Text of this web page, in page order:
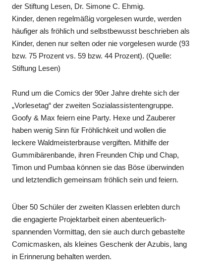
der Stiftung Lesen, Dr. Simone C. Ehmig.
Kinder, denen regelmäßig vorgelesen wurde, werden
häufiger als fröhlich und selbstbewusst beschrieben als
Kinder, denen nur selten oder nie vorgelesen wurde (93
bzw. 75 Prozent vs. 59 bzw. 44 Prozent). (Quelle:
Stiftung Lesen)
Rund um die Comics der 90er Jahre drehte sich der
„Vorlesetag“ der zweiten Sozialassistentengruppe.
Goofy & Max feiern eine Party. Hexe und Zauberer
haben wenig Sinn für Fröhlichkeit und wollen die
leckere Waldmeisterbrause vergiften. Mithilfe der
Gummibärenbande, ihren Freunden Chip und Chap,
Timon und Pumbaa können sie das Böse überwinden
und letztendlich gemeinsam fröhlich sein und feiern.
Über 50 Schüler der zweiten Klassen erlebten durch
die engagierte Projektarbeit einen abenteuerlich-
spannenden Vormittag, den sie auch durch gebastelte
Comicmasken, als kleines Geschenk der Azubis, lang
in Erinnerung behalten werden.